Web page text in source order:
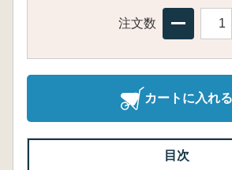
注文数
カートに入れる
目次